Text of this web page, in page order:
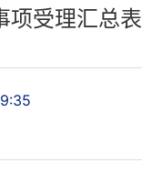
项受理汇总表